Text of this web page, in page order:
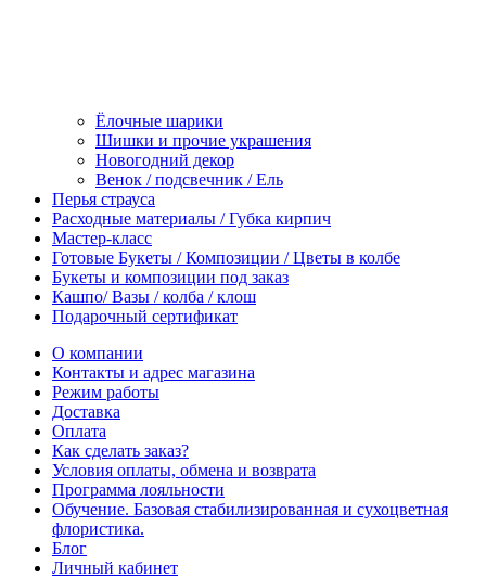
Ёлочные шарики
Шишки и прочие украшения
Новогодний декор
Венок / подсвечник / Ель
Перья страуса
Расходные материалы / Губка кирпич
Мастер-класс
Готовые Букеты / Композиции / Цветы в колбе
Букеты и композиции под заказ
Кашпо/ Вазы / колба / клош
Подарочный сертификат
О компании
Контакты и адрес магазина
Режим работы
Доставка
Оплата
Как сделать заказ?
Условия оплаты, обмена и возврата
Программа лояльности
Обучение. Базовая стабилизированная и сухоцветная
флористика.
Блог
Личный кабинет